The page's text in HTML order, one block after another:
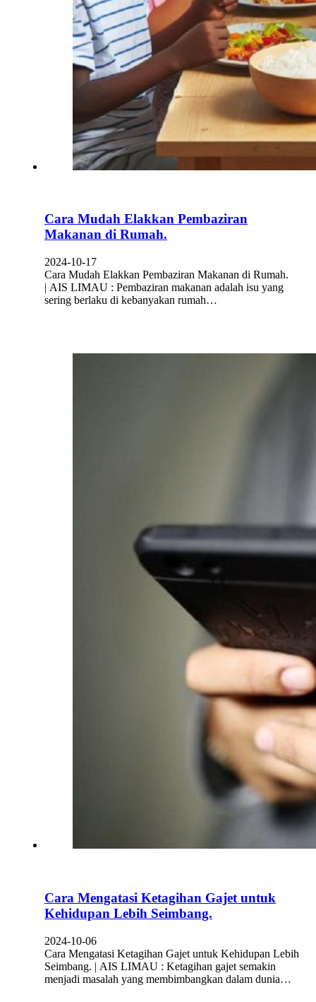
Cara Mudah Elakkan Pembaziran
Makanan di Rumah.
2024-10-17
Cara Mudah Elakkan Pembaziran Makanan di Rumah.
| AIS LIMAU : Pembaziran makanan adalah isu yang
sering berlaku di kebanyakan rumah…
Cara Mengatasi Ketagihan Gajet untuk
Kehidupan Lebih Seimbang.
2024-10-06
Cara Mengatasi Ketagihan Gajet untuk Kehidupan Lebih
Seimbang. | AIS LIMAU : Ketagihan gajet semakin
menjadi masalah yang membimbangkan dalam dunia…